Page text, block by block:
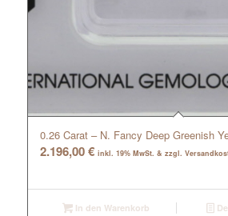
0.26 Carat – N. Fancy Deep Greenish
2.196,00€ inkl. 19% MwSt. & zzgl.
In den Warenkorb